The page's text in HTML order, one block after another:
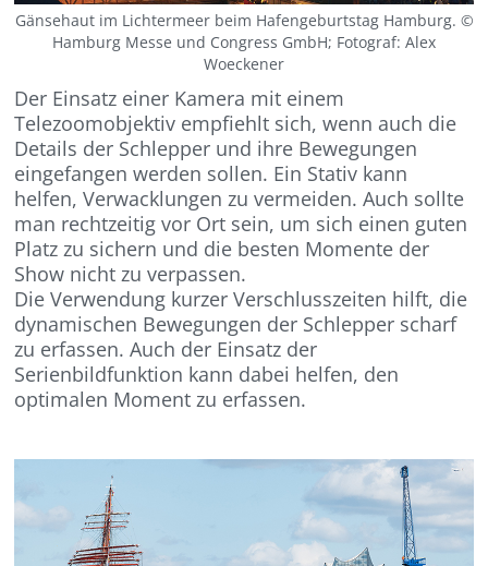
Gänsehaut im Lichtermeer beim Hafengeburtstag Hamburg. ©
Hamburg Messe und Congress GmbH; Fotograf: Alex
Woeckener
Der Einsatz einer Kamera mit einem
Telezoomobjektiv empfiehlt sich, wenn auch die
Details der Schlepper und ihre Bewegungen
eingefangen werden sollen. Ein Stativ kann
helfen, Verwacklungen zu vermeiden. Auch sollte
man rechtzeitig vor Ort sein, um sich einen guten
Platz zu sichern und die besten Momente der
Show nicht zu verpassen.
Die Verwendung kurzer Verschlusszeiten hilft, die
dynamischen Bewegungen der Schlepper scharf
zu erfassen. Auch der Einsatz der
Serienbildfunktion kann dabei helfen, den
optimalen Moment zu erfassen.